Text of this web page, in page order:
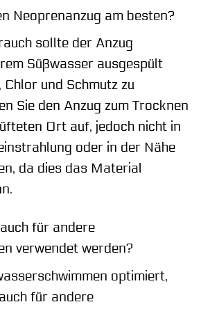
Neoprenanzug am besten?
sollte der Anzug
Süßwasser ausgespült
Chlor und Schmutz zu
Sie den Anzug zum Trocknen
Ort auf, jedoch nicht in
oder in der Nähe
da dies das Material
für andere
verwendet werden?
optimiert,
für andere